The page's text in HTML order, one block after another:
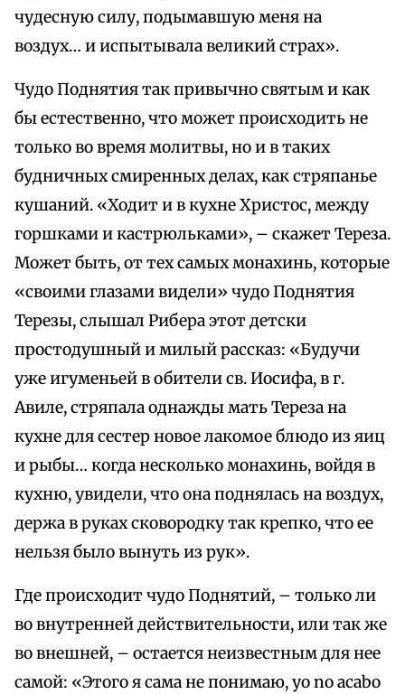
чудесную силу, подымавшую меня на
воздух… и испытывала великий страх».
Чудо Поднятия так привычно святым и как
бы естественно, что может происходить не
только во время молитвы, но и в таких
будничных смиренных делах, как стряпанье
кушаний. «Ходит и в кухне Христос, между
горшками и кастрюльками», – скажет Тереза.
Может быть, от тех самых монахинь, которые
«своими глазами видели» чудо Поднятия
Терезы, слышал Рибера этот детски
простодушный и милый рассказ: «Будучи
уже игуменьей в обители св. Иосифа, в г.
Авиле, стряпала однажды мать Тереза на
кухне для сестер новое лакомое блюдо из яиц
и рыбы… когда несколько монахинь, войдя в
кухню, увидели, что она поднялась на воздух,
держа в руках сковородку так крепко, что ее
нельзя было вынуть из рук».
Где происходит чудо Поднятий, – только ли
во внутренней действительности, или так же
во внешней, – остается неизвестным для нее
самой: «Этого я сама не понимаю, уо no acabo